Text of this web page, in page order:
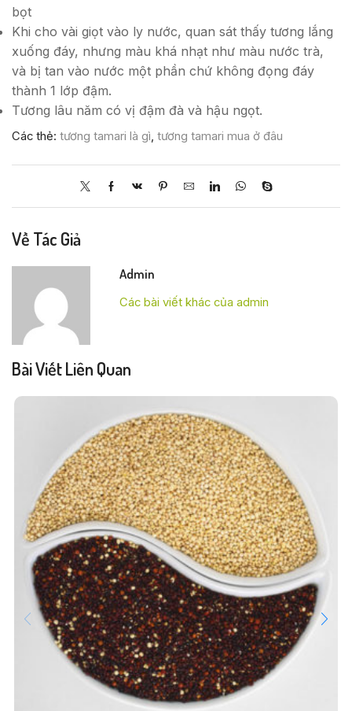
bọt
Khi cho vài giọt vào ly nước, quan sát thấy tương lắng
xuống đáy, nhưng màu khá nhạt như màu nước trà,
và bị tan vào nước một phần chứ không đọng đáy
thành 1 lớp đậm.
Tương lâu năm có vị đậm đà và hậu ngọt.
Các thẻ: tương tamari là gì, tương tamari mua ở đâu
Về Tác Giả
Admin
Các bài viết khác của admin
Bài Viết Liên Quan